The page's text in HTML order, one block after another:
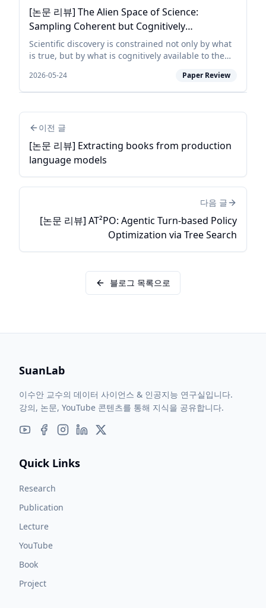
[논문 리뷰] The Alien Space of Science:
Sampling Coherent but Cognitively
Unavailable Research Directions
Scientific discovery is constrained not only by what
is true, but by what is cognitively available to the
directions are coherent in light of the literatu...
2026-05-24 Paper Review
이전 글
[논문 리뷰] Extracting books from production
language models
다음 글
[논문 리뷰] AT²PO: Agentic Turn-based Policy
Optimization via Tree Search
블로그 목록으로
SuanLab
이수안 교수의 데이터 사이언스 & 인공지능 연구실입니다.
강의, 논문, YouTube 콘텐츠를 통해 지식을 공유합니다.
Quick Links
Research
Publication
Lecture
YouTube
Book
Project